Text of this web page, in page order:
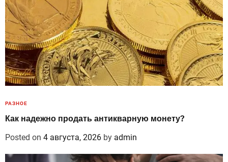
РАЗНОЕ
Как надежно продать антикварную монету?
Posted on 4 августа, 2026 by admin